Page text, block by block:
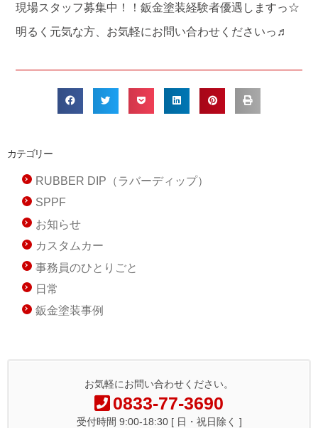
現場スタッフ募集中！！鈑金塗装経験者優遇しますっ☆
明るく元気な方、お気軽にお問い合わせくださいっ♬
カテゴリー
RUBBER DIP（ラバーディップ）
SPPF
お知らせ
カスタムカー
事務員のひとりごと
日常
鈑金塗装事例
お気軽にお問い合わせください。
0833-77-3690
受付時間 9:00-18:30 [ 日・祝日除く ]